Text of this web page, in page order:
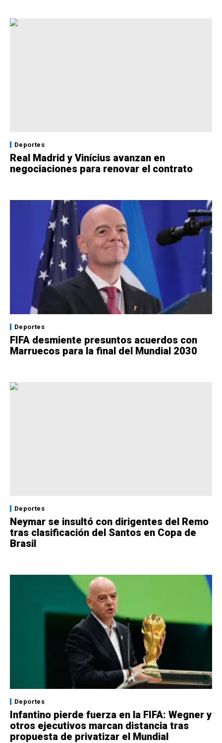
Deportes
Real Madrid y Vinícius avanzan en
negociaciones para renovar el contrato
Deportes
FIFA desmiente presuntos acuerdos con
Marruecos para la final del Mundial 2030
Deportes
Neymar se insultó con dirigentes del Remo
tras clasificación del Santos en Copa de
Brasil
Deportes
Infantino pierde fuerza en la FIFA: Wegner y
otros ejecutivos marcan distancia tras
propuesta de privatizar el Mundial